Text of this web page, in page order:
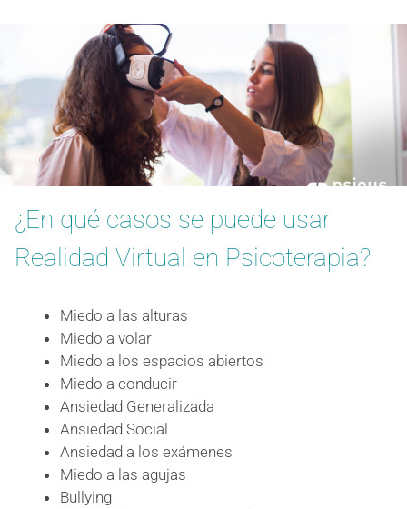
¿En qué casos se puede usar
Realidad Virtual en Psicoterapia?
Miedo a las alturas
Miedo a volar
Miedo a los espacios abiertos
Miedo a conducir
Ansiedad Generalizada
Ansiedad Social
Ansiedad a los exámenes
Miedo a las agujas
Bullying